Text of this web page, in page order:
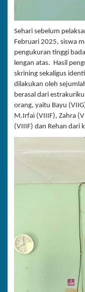
Sehari sebelum
Februari 2025, siswa
pengukuran tinggi
lengan atas. Hasil
skrining sekaligus
dilakukan oleh
berasal dari
orang, yaitu Bayu
M.Irfaì (VIIIF), Zahra
(VIIIF) dan Rehan dari